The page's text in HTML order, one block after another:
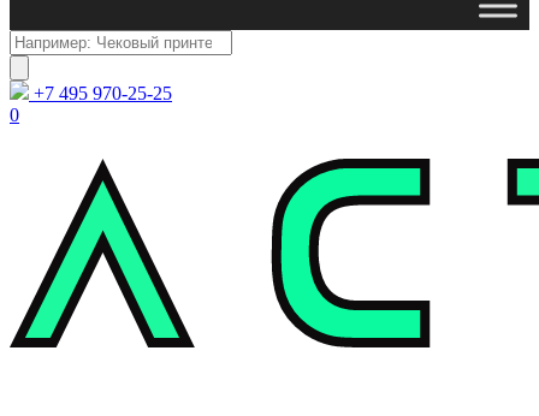
Поиск
товаров
+7 495 970-25-25
0